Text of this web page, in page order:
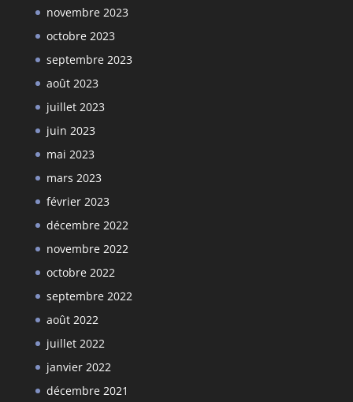
novembre 2023
octobre 2023
septembre 2023
août 2023
juillet 2023
juin 2023
mai 2023
mars 2023
février 2023
décembre 2022
novembre 2022
octobre 2022
septembre 2022
août 2022
juillet 2022
janvier 2022
décembre 2021